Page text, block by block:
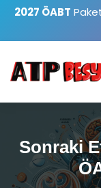
2027 ÖABT
Sonraki